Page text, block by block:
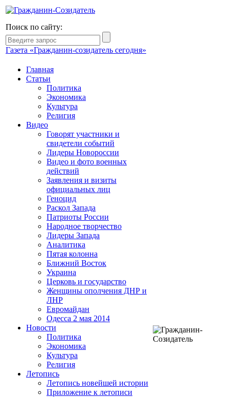
Поиск по сайту:
Газета «Гражданин-созидатель сегодня»
Главная
Статьи
Политика
Экономика
Культура
Религия
Видео
Говорят участники и
свидетели событий
Лидеры Новороссии
Видео и фото военных
действий
Заявления и визиты
официальных лиц
Геноцид
Раскол Запада
Патриоты России
Народное творчество
Лидеры Запада
Аналитика
Пятая колонна
Ближний Восток
Украина
Церковь и государство
Женщины ополчения ДНР и
ЛНР
Евромайдан
Одесса 2 мая 2014
Новости
Политика
Экономика
Культура
Религия
Летопись
Летопись новейшей истории
Приложение к летописи